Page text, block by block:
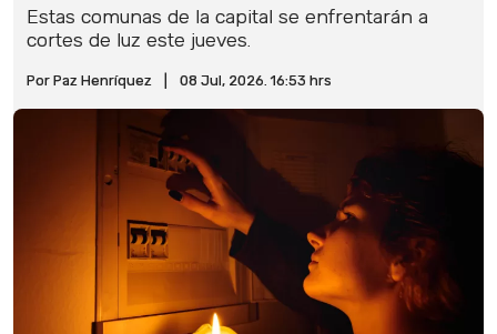
Estas comunas de la capital se enfrentarán a
cortes de luz este jueves.
Por Paz Henríquez 08 Jul, 2026. 16:53 hrs